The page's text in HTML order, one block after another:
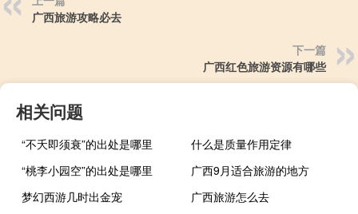
广西旅游攻略必去
下一篇
广西红色旅游资源有哪些
相关问题
“不夭即须衰”的出处是哪里
什么是质量作用定律
“桃李小园空”的出处是哪里
广西9月适合旅游的地方
梦幻西游几时出金宠
广西旅游怎么去